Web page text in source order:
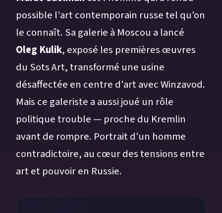
possible l'art contemporain russe tel qu'on
le connaît. Sa galerie à Moscou a lancé
Oleg Kulik, exposé les premières œuvres
du Sots Art, transformé une usine
désaffectée en centre d'art avec Winzavod.
Mais ce galeriste a aussi joué un rôle
politique trouble — proche du Kremlin
avant de rompre. Portrait d'un homme
contradictoire, au cœur des tensions entre
art et pouvoir en Russie.